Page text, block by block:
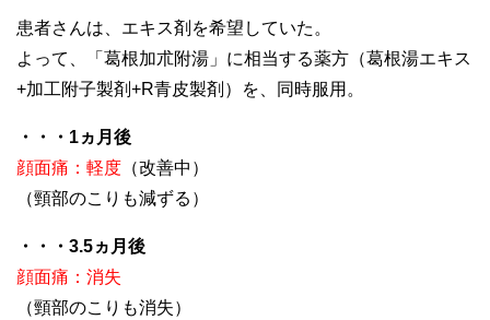
患者さんは、エキス剤を希望していた。
よって、「葛根加朮附湯」に相当する薬方（葛根湯エキス
+加工附子製剤+R青皮製剤）を、同時服用。
・・・1ヵ月後
顔面痛：軽度 （改善中）
（頸部のこりも減ずる）
・・・3.5ヵ月後
顔面痛：消失
（頸部のこりも消失）